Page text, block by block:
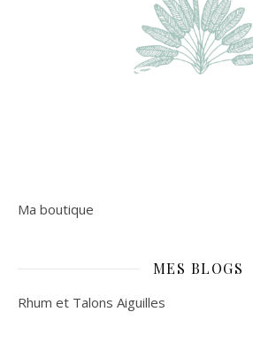
Ma boutique
MES BLOGS
Rhum et Talons Aiguilles